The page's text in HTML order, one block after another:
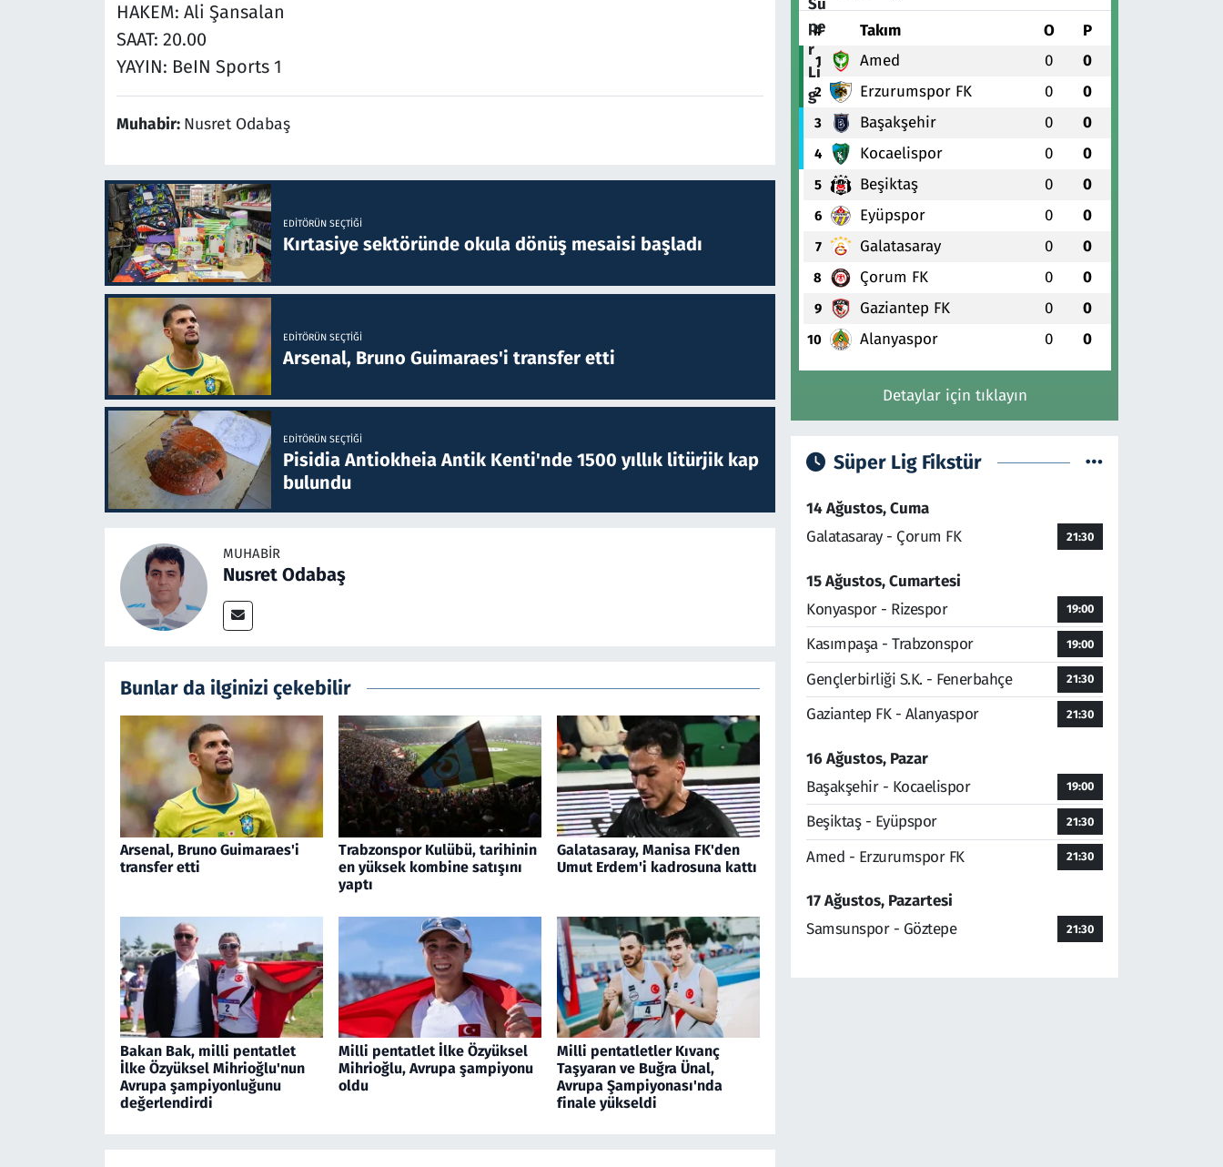
HAKEM: Ali Şansalan
SAAT: 20.00
YAYIN: BeIN Sports 1
Muhabir: Nusret Odabaş
EDITÖRÜN SEÇTIĞI
Kırtasiye sektöründe okula dönüş mesaisi başladı
EDITÖRÜN SEÇTIĞI
Arsenal, Bruno Guimaraes'i transfer etti
EDITÖRÜN SEÇTIĞI
Pisidia Antiokheia Antik Kenti'nde 1500 yıllık litürjik kap
bulundu
MUHABIR
Nusret Odabaş
Bunlar da ilginizi çekebilir
Arsenal, Bruno Guimaraes'i
transfer etti
Trabzonspor Kulübü, tarihinin
en yüksek kombine satışını
yaptı
Galatasaray, Manisa FK'den
Umut Erdem'i kadrosuna kattı
Bakan Bak, milli pentatlet
İlke Özyüksel Mihrioğlu'nun
Avrupa şampiyonluğunu
değerlendirdi
Milli pentatlet İlke Özyüksel
Mihrioğlu, Avrupa şampiyonu
oldu
Milli pentatletler Kıvanç
Taşyaran ve Buğra Ünal,
Avrupa Şampiyonası'nda
finale yükseldi
# Takım O P
1 Amed 0 0
2 Erzurumspor FK 0 0
3 Başakşehir 0 0
4 Kocaelispor 0 0
5 Beşiktaş 0 0
6 Eyüpspor 0 0
7 Galatasaray 0 0
8 Çorum FK 0 0
9 Gaziantep FK 0 0
10 Alanyaspor 0 0
Detaylar için tıklayın
Süper Lig Fikstür
14 Ağustos, Cuma
Galatasaray - Çorum FK
21:30
15 Ağustos, Cumartesi
Konyaspor - Rizespor
19:00
Kasımpaşa - Trabzonspor 19:00
Gençlerbirliği S.K. - Fenerbahçe 21:30
Gaziantep FK - Alanyaspor 21:30
16 Ağustos, Pazar
Başakşehir - Kocaelispor
19:00
Beşiktaş - Eyüpspor 21:30
Amed - Erzurumspor FK 21:30
17 Ağustos, Pazartesi
Samsunspor - Göztepe
21:30